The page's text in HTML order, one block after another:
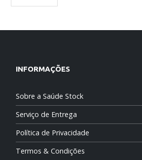
INFORMAÇÕES
Sobre a Saúde Stock
Serviço de Entrega
Política de Privacidade
Termos & Condições